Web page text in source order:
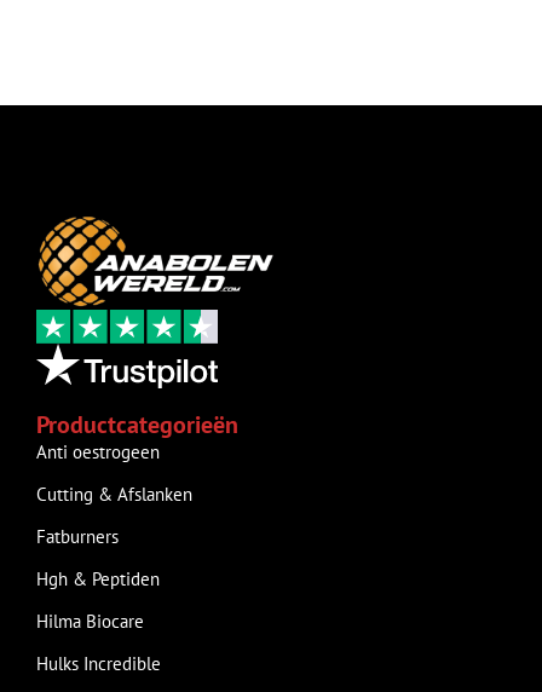
Productcategorieën
Anti oestrogeen
Cutting & Afslanken
Fatburners
Hgh & Peptiden
Hilma Biocare
Hulks Incredible